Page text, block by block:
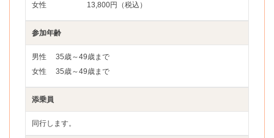
女性
13,800円（税込）
参加年齢
男性
35歳～49歳まで
女性
35歳～49歳まで
添乗員
同行します。